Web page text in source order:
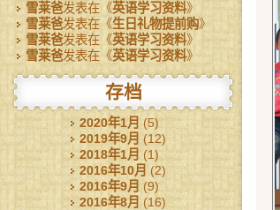
雪莱爸发表在《英语学习资料》
雪莱爸发表在《生日礼物提前购》
雪莱爸发表在《英语学习资料》
雪莱爸发表在《英语学习资料》
存档
2020年1月 (5)
2019年9月 (12)
2018年1月(1)
2016年10月 (2)
2016年9月 (9)
2016年8月 (16)